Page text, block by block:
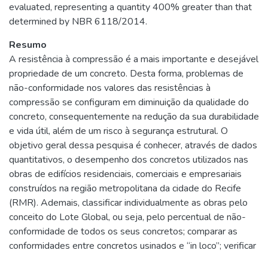
evaluated, representing a quantity 400% greater than that
determined by NBR 6118/2014.
Resumo
A resistência à compressão é a mais importante e desejável
propriedade de um concreto. Desta forma, problemas de
não-conformidade nos valores das resistências à
compressão se configuram em diminuição da qualidade do
concreto, consequentemente na redução da sua durabilidade
e vida útil, além de um risco à segurança estrutural. O
objetivo geral dessa pesquisa é conhecer, através de dados
quantitativos, o desempenho dos concretos utilizados nas
obras de edifícios residenciais, comerciais e empresariais
construídos na região metropolitana da cidade do Recife
(RMR). Ademais, classificar individualmente as obras pelo
conceito do Lote Global, ou seja, pelo percentual de não-
conformidade de todos os seus concretos; comparar as
conformidades entre concretos usinados e “in loco”; verificar